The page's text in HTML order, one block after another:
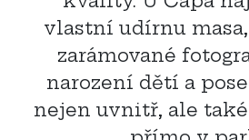
vlastní udírnu
zarámované
narození dětí a
nejen uvnitř, ale